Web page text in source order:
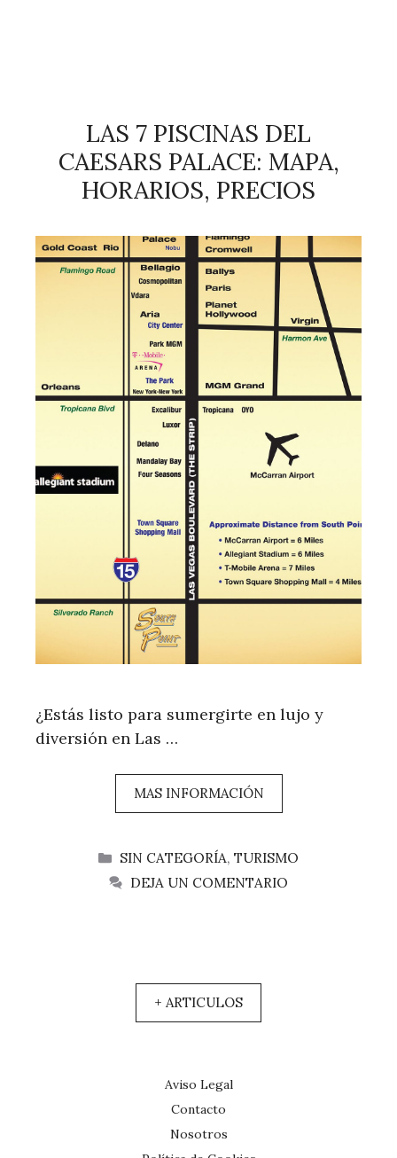
LAS 7 PISCINAS DEL
CAESARS PALACE: MAPA,
HORARIOS, PRECIOS
¿Estás listo para sumergirte en lujo y
diversión en Las …
MAS INFORMACIÓN
CATEGORÍAS
SIN CATEGORÍA,TURISMO
DEJA UN COMENTARIO
+ ARTICULOS
Aviso Legal
Contacto
Nosotros